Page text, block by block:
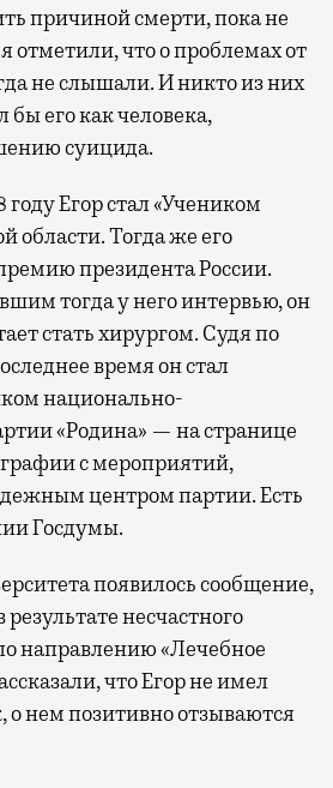
причиной смерти, пока не
отметили, что о проблемах от
не слышали. И никто из них
бы его как человека,
суицида.
году Егор стал «Учеником
области. Тогда же его
президента России.
тогда у него интервью, он
стать хирургом. Судя по
время он стал
национально-
«Родина» — на странице
с мероприятий,
центром партии. Есть
Госдумы.
появилось сообщение,
результате несчастного
направлению «Лечебное
что Егор не имел
нем позитивно отзываются